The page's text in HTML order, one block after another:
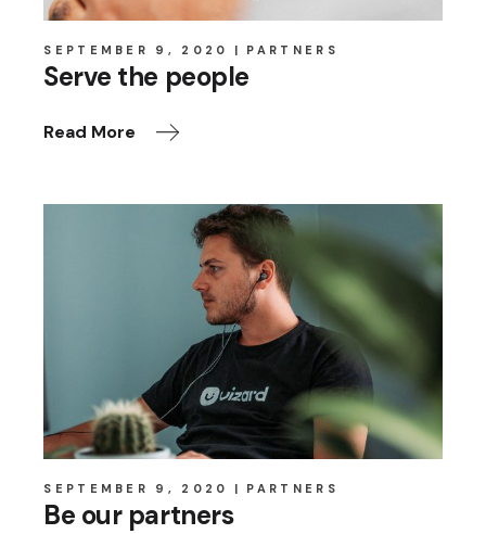
SEPTEMBER 9, 2020 PARTNERS
Serve the people
Read More
SEPTEMBER 9, 2020 PARTNERS
Be our partners